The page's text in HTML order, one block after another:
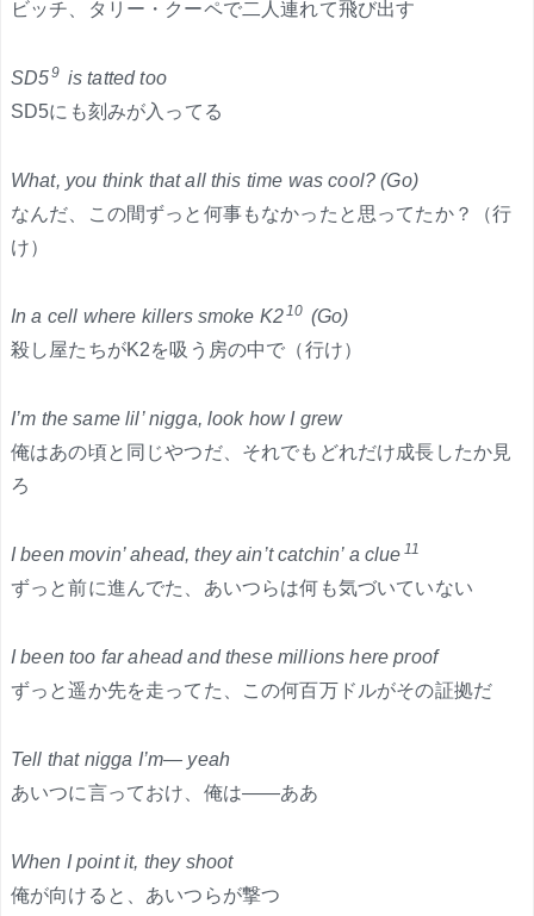
ビッチ、タリー・クーペで二人連れて飛び出す
SD59 is tatted too
SD5にも刻みが入ってる
What, you think that all this time was cool? (Go)
なんだ、この間ずっと何事もなかったと思ってたか？（行
け）
In a cell where killers smoke K210 (Go)
殺し屋たちがK2を吸う房の中で（行け）
I’m the same lil’ nigga, look how I grew
俺はあの頃と同じやつだ、それでもどれだけ成長したか見
ろ
I been movin’ ahead, they ain’t catchin’ a clue 11
ずっと前に進んでた、あいつらは何も気づいていない
I been too far ahead and these millions here proof
ずっと遥か先を走ってた、この何百万ドルがその証拠だ
Tell that nigga I’m— yeah
あいつに言っておけ、俺は——ああ
When I point it, they shoot
俺が向けると、あいつらが撃つ